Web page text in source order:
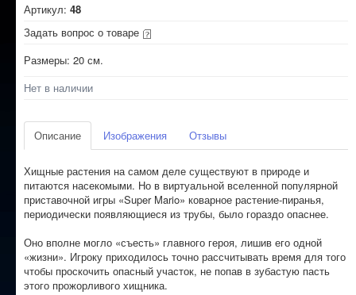
Артикул: 48
Задать вопрос о товаре
Размеры: 20 см.
Нет в наличии
Описание Изображения Отзывы
Хищные растения на самом деле существуют в природе и
питаются насекомыми. Но в виртуальной вселенной популярной
приставочной игры «Super Mario» коварное растение-пиранья,
периодически появляющиеся из трубы, было гораздо опаснее.
Оно вполне могло «съесть» главного героя, лишив его одной
«жизни». Игроку приходилось точно рассчитывать время для того
чтобы проскочить опасный участок, не попав в зубастую пасть
этого прожорливого хищника.